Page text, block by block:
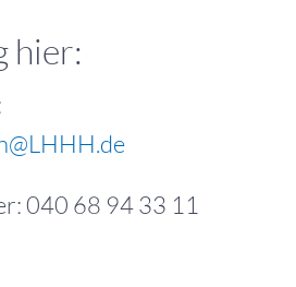
hier:
040 68 94 33 11